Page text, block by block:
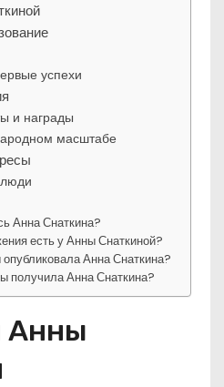
успехи
и награды
масштабе
Анна Снаткина?
есть у Анны Снаткиной?
опубликовала Анна Снаткина?
получила Анна Снаткина?
Анны